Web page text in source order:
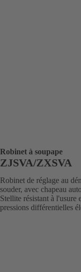
Robinet à soupape
ZJSVA/ZXSVA
Robinet de réglage au
souder, avec chapeau
Stellite résistant à l'usure
pressions différentielles